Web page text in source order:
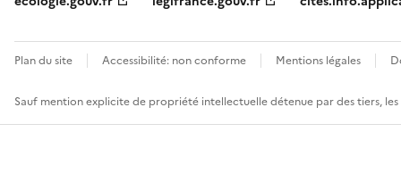
Plan du site Accessibilité: non conforme Mentions légales
Sauf mention explicite de propriété intellectuelle détenue par des tiers,